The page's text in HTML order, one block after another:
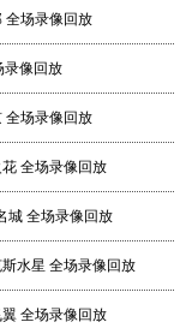
全场录像回放
录像回放
全场录像回放
全场录像回放
城 全场录像回放
水星 全场录像回放
全场录像回放